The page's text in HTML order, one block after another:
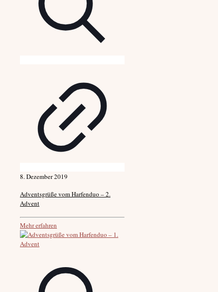
8. Dezember 2019
Adventsgrüße vom Harfenduo – 2.
Advent
Mehr erfahren